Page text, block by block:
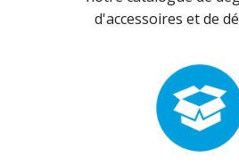
d'accessoires et de